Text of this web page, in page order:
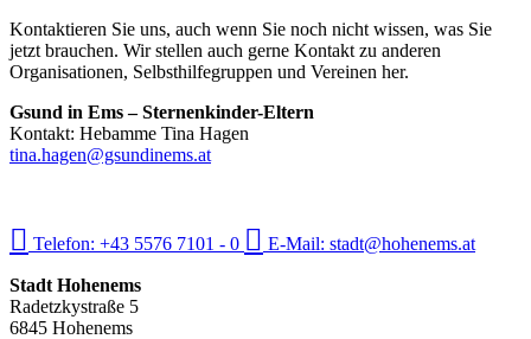
Kontaktieren Sie uns, auch wenn Sie noch nicht wissen, was Sie
jetzt brauchen. Wir stellen auch gerne Kontakt zu anderen
Organisationen, Selbsthilfegruppen und Vereinen her.
Gsund in Ems – Sternenkinder-Eltern
Kontakt: Hebamme Tina Hagen
tina.hagen@gsundinems.at
Telefon: +43 5576 7101 - 0 E-Mail: stadt@hohenems.at
Stadt Hohenems
Radetzkystraße 5
6845 Hohenems